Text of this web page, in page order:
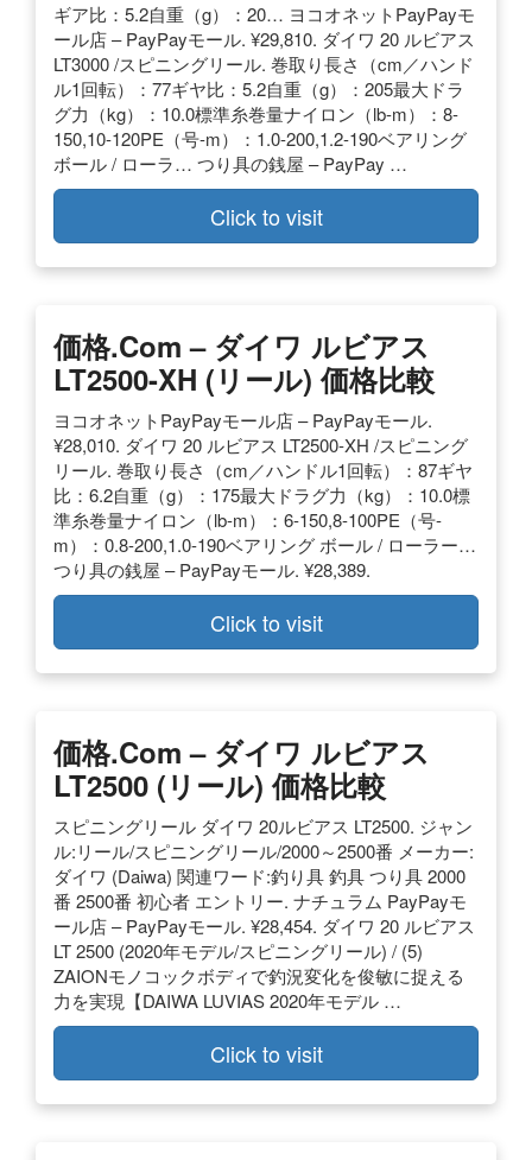
ギア比：5.2自重（g）：20… ヨコオネットPayPayモ
ール店 – PayPayモール. ¥29,810. ダイワ 20 ルビアス
LT3000 /スピニングリール. 巻取り長さ（cm／ハンド
ル1回転）：77ギヤ比：5.2自重（g）：205最大ドラ
グ力（kg）：10.0標準糸巻量ナイロン（lb-m）：8-
150,10-120PE（号-m）：1.0-200,1.2-190ベアリング
ボール / ローラ… つり具の銭屋 – PayPay …
Click to visit
価格.com – ダイワ ルビアス
LT2500-XH (リール) 価格比較
ヨコオネットPayPayモール店 – PayPayモール.
¥28,010. ダイワ 20 ルビアス LT2500-XH /スピニング
リール. 巻取り長さ（cm／ハンドル1回転）：87ギヤ
比：6.2自重（g）：175最大ドラグ力（kg）：10.0標
準糸巻量ナイロン（lb-m）：6-150,8-100PE（号-
m）：0.8-200,1.0-190ベアリング ボール / ローラー…
つり具の銭屋 – PayPayモール. ¥28,389.
Click to visit
価格.com – ダイワ ルビアス
LT2500 (リール) 価格比較
スピニングリール ダイワ 20ルビアス LT2500. ジャン
ル:リール/スピニングリール/2000～2500番 メーカー:
ダイワ (Daiwa) 関連ワード:釣り具 釣具 つり具 2000
番 2500番 初心者 エントリー. ナチュラム PayPayモ
ール店 – PayPayモール. ¥28,454. ダイワ 20 ルビアス
LT 2500 (2020年モデル/スピニングリール) / (5)
ZAIONモノコックボディで釣況変化を俊敏に捉える
力を実現【DAIWA LUVIAS 2020年モデル …
Click to visit